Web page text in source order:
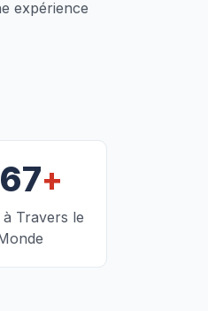
expérience
+
à Travers le